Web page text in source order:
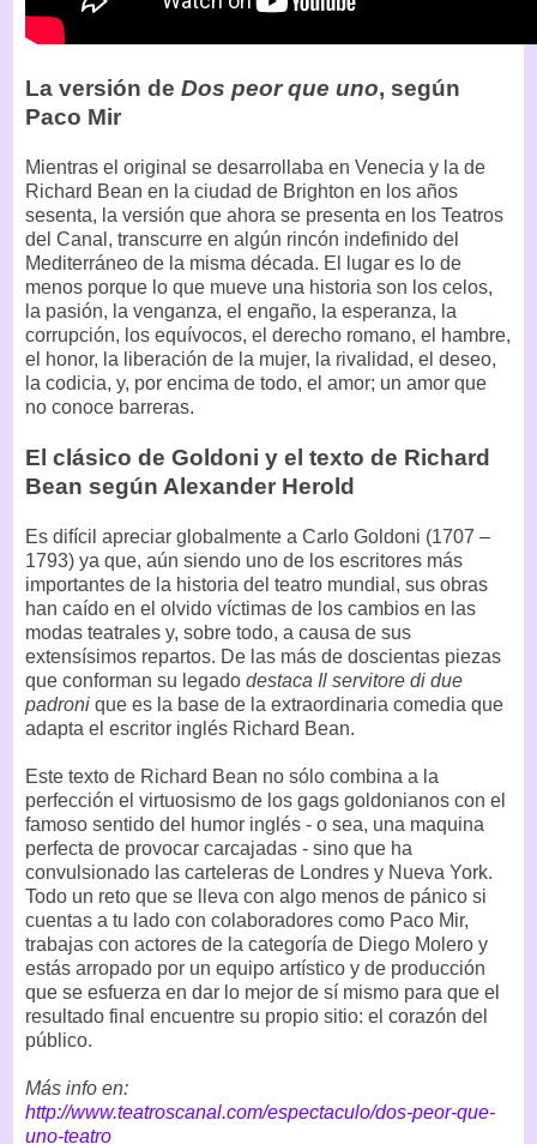
La versión de Dos peor que uno, según
Paco Mir
Mientras el original se desarrollaba en Venecia y la de
Richard Bean en la ciudad de Brighton en los años
sesenta, la versión que ahora se presenta en los Teatros
del Canal, transcurre en algún rincón indefinido del
Mediterráneo de la misma década. El lugar es lo de
menos porque lo que mueve una historia son los celos,
la pasión, la venganza, el engaño, la esperanza, la
corrupción, los equívocos, el derecho romano, el hambre,
el honor, la liberación de la mujer, la rivalidad, el deseo,
la codicia, y, por encima de todo, el amor; un amor que
no conoce barreras.
El clásico de Goldoni y el texto de Richard
Bean según Alexander Herold
Es difícil apreciar globalmente a Carlo Goldoni (1707 –
1793) ya que, aún siendo uno de los escritores más
importantes de la historia del teatro mundial, sus obras
han caído en el olvido víctimas de los cambios en las
modas teatrales y, sobre todo, a causa de sus
extensísimos repartos. De las más de doscientas piezas
que conforman su legado destaca Il servitore di due
padroni que es la base de la extraordinaria comedia que
adapta el escritor inglés Richard Bean.
Este texto de Richard Bean no sólo combina a la
perfección el virtuosismo de los gags goldonianos con el
famoso sentido del humor inglés - o sea, una maquina
perfecta de provocar carcajadas - sino que ha
convulsionado las carteleras de Londres y Nueva York.
Todo un reto que se lleva con algo menos de pánico si
cuentas a tu lado con colaboradores como Paco Mir,
trabajas con actores de la categoría de Diego Molero y
estás arropado por un equipo artístico y de producción
que se esfuerza en dar lo mejor de sí mismo para que el
resultado final encuentre su propio sitio: el corazón del
público.
Más info en:
http://www.teatroscanal.com/espectaculo/dos-peor-que-
uno-teatro